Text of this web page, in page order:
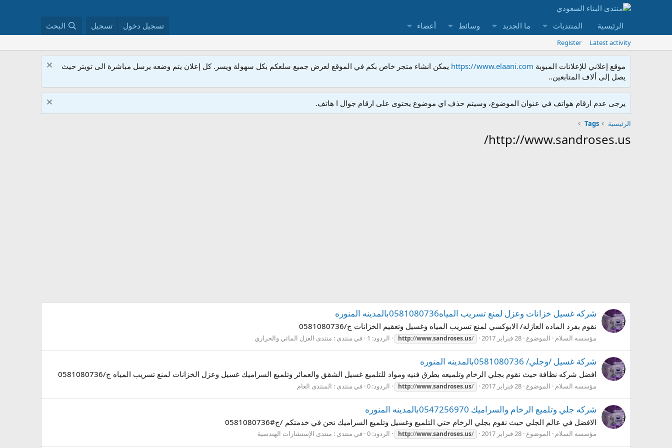
الرئيسية المنتديات ما الجديد وسائط أعضاء تسجيل دخول تسجيل البحث
Latest activity
Register
موقع إعلاني للإعلانات المبوبة https://www.elaani.com يمكن انشاء متجر خاص بكم في الموقع لعرض جميع سلعكم بكل سهولة ويسر. كل إعلان يتم وضعه يرسل مباشرة الى تويتر حيث
يصل إلى ألاف المتابعين..
يرجى عدم ارقام هواتف في عنوان الموضوع، وسيتم حذف اي موضوع يحتوى على ارقام جوال ا هاتف.
الرئيسية Tags
http://www.sandroses.us/
شركه غسيل خزانات وعزل لمنع تسريب المياه0581080736بالمدينه المنوره
نقوم بفرد الماده العازله/ الابوكسي لمنع تسريب المياه وغسيل وتعقيم الخزانات ج/0581080736
مؤسسه السلام الموضوع 28 فبراير 2017 http://www.sandroses.us/ الردود: 1 في منتدى : منتدى العزل المائي والحراري
شركة غسيل /وجلي/ 0581080736بالمدينه المنوره
افضل شركه نظافة حيث نقوم بجلي الرخام وتلميعه بطرق فنيه ومواد للتلميع غسيل الشقق والعمائر وتلميع السراميك غسيل وعزل الخزانات لمنع تسريب المياه ج/0581080736
مؤسسه السلام الموضوع 28 فبراير 2017 http://www.sandroses.us/ الردود: 0 في منتدى : المنتدى العام
شركه جلي وتلميع الرخام والسراميك 0547256970بالمدينه المنوره
الافضل في عالم الجلي حيث نقوم بجلي الرخام حتي التلميع وغسيل وتلميع السراميك نحن في خدمتكم /ج#0581080736
مؤسسه السلام الموضوع 28 فبراير 2017 http://www.sandroses.us/ الردود: 0 في منتدى : منتدى الإستشارات الهندسية